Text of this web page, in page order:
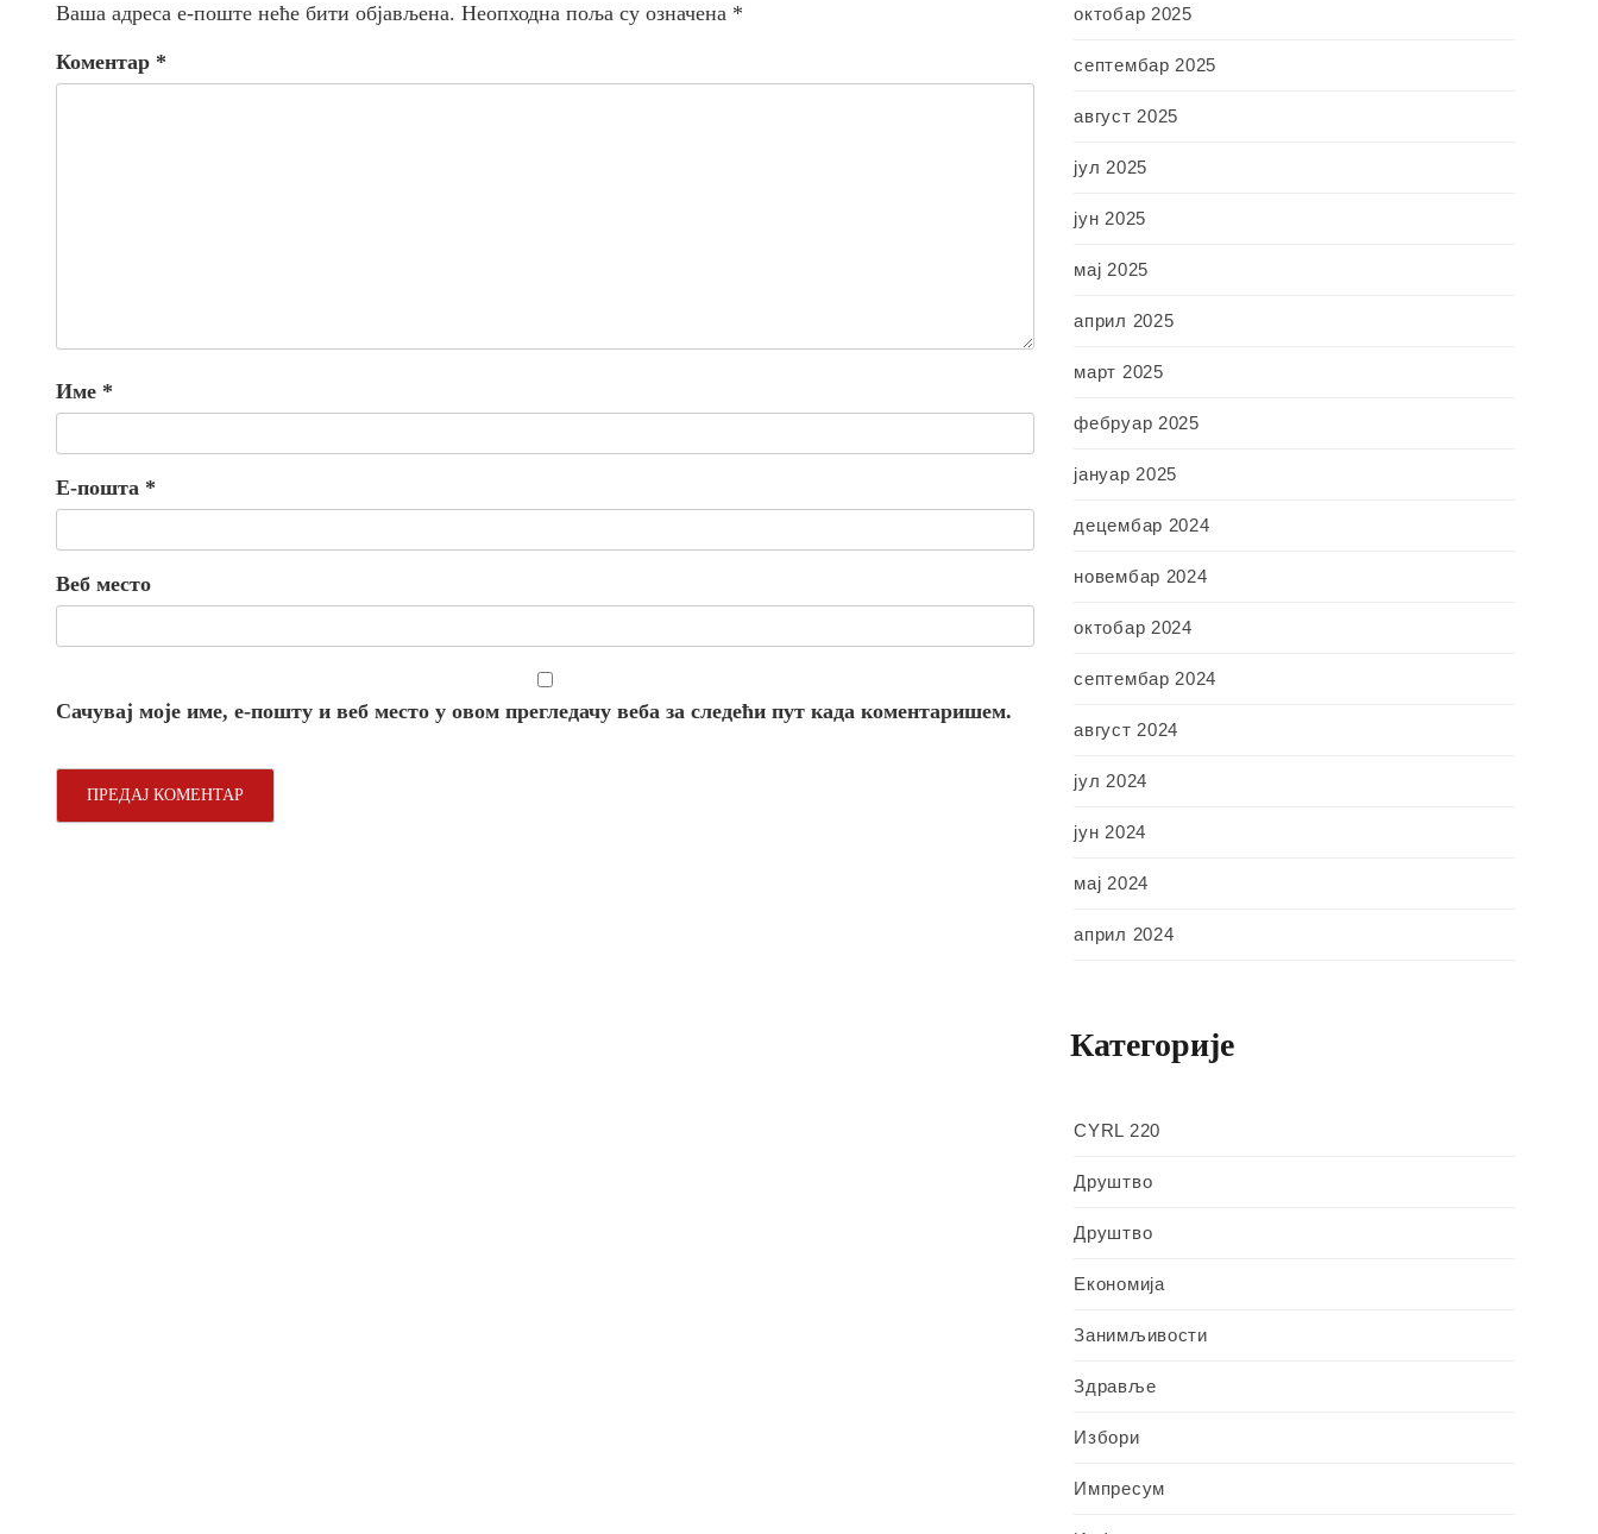
Ваша адреса е-поште неће бити објављена. Неопходна поља су означена *
Коментар *
Име *
Е-пошта *
Веб место
Сачувај моје име, е-пошту и веб место у овом прегледачу веба за следећи пут када коментаришем.
октобар 2025
септембар 2025
август 2025
јул 2025
јун 2025
мај 2025
април 2025
март 2025
фебруар 2025
јануар 2025
децембар 2024
новембар 2024
октобар 2024
септембар 2024
август 2024
јул 2024
јун 2024
мај 2024
април 2024
Категорије
CYRL 220
Друштво
Друштво
Економија
Занимљивости
Здравље
Избори
Импресум